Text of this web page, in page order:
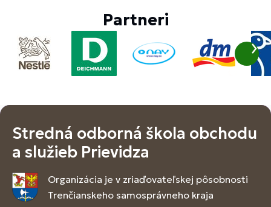
Partneri
Stredná odborná škola obchodu
a služieb Prievidza
Organizácia je v zriaďovateľskej pôsobnosti
Trenčianskeho samosprávneho kraja